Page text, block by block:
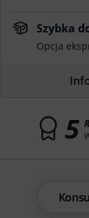
Szybka
Opcja
5